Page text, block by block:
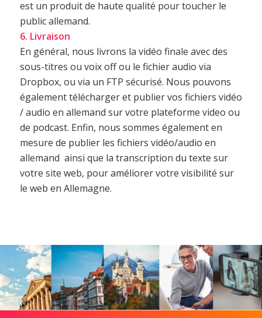
est un produit de haute qualité pour toucher le
public allemand.
6. Livraison
En général, nous livrons la vidéo finale avec des
sous-titres ou voix off ou le fichier audio via
Dropbox, ou via un FTP sécurisé. Nous pouvons
également télécharger et publier vos fichiers vidéo
/ audio en allemand sur votre plateforme video ou
de podcast. Enfin, nous sommes également en
mesure de publier les fichiers vidéo/audio en
allemand ainsi que la transcription du texte sur
votre site web, pour améliorer votre visibilité sur
le web en Allemagne.